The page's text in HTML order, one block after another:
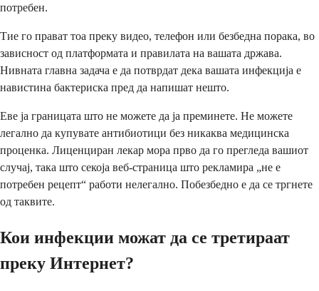
потребен.
Тие го прават тоа преку видео, телефон или безбедна порака, во
зависност од платформата и правилата на вашата држава.
Нивната главна задача е да потврдат дека вашата инфекција е
навистина бактериска пред да напишат нешто.
Еве ја границата што не можете да ја преминете. Не можете
легално да купувате антибиотици без никаква медицинска
проценка. Лиценциран лекар мора прво да го прегледа вашиот
случај, така што секоја веб-страница што рекламира „не е
потребен рецепт“ работи нелегално. Побезбедно е да се тргнете
од таквите.
Кои инфекции можат да се третираат
преку Интернет?